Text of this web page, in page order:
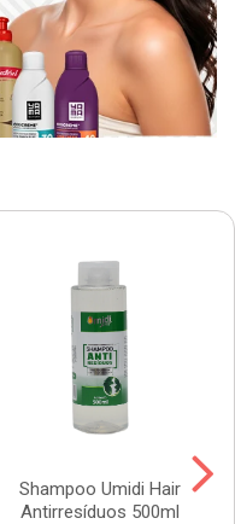
Shampoo Umidi Hair
Antirresíduos 500ml